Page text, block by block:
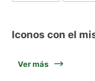
Iconos con el
Ver más